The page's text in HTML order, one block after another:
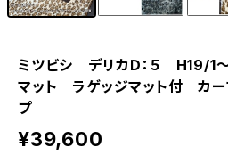
ミツビシ デリカＤ：５
マット ラゲッジマット付 カ
プ
¥39,600